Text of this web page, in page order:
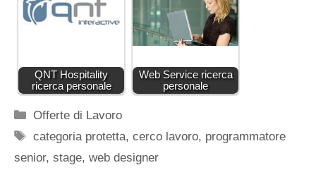
QNT Hospitality
ricerca personale
Web Service ricerca
personale
Categorie
Offerte di Lavoro
Tag
categoria protetta,cerco lavoro, programmatore
senior, stage, web designer